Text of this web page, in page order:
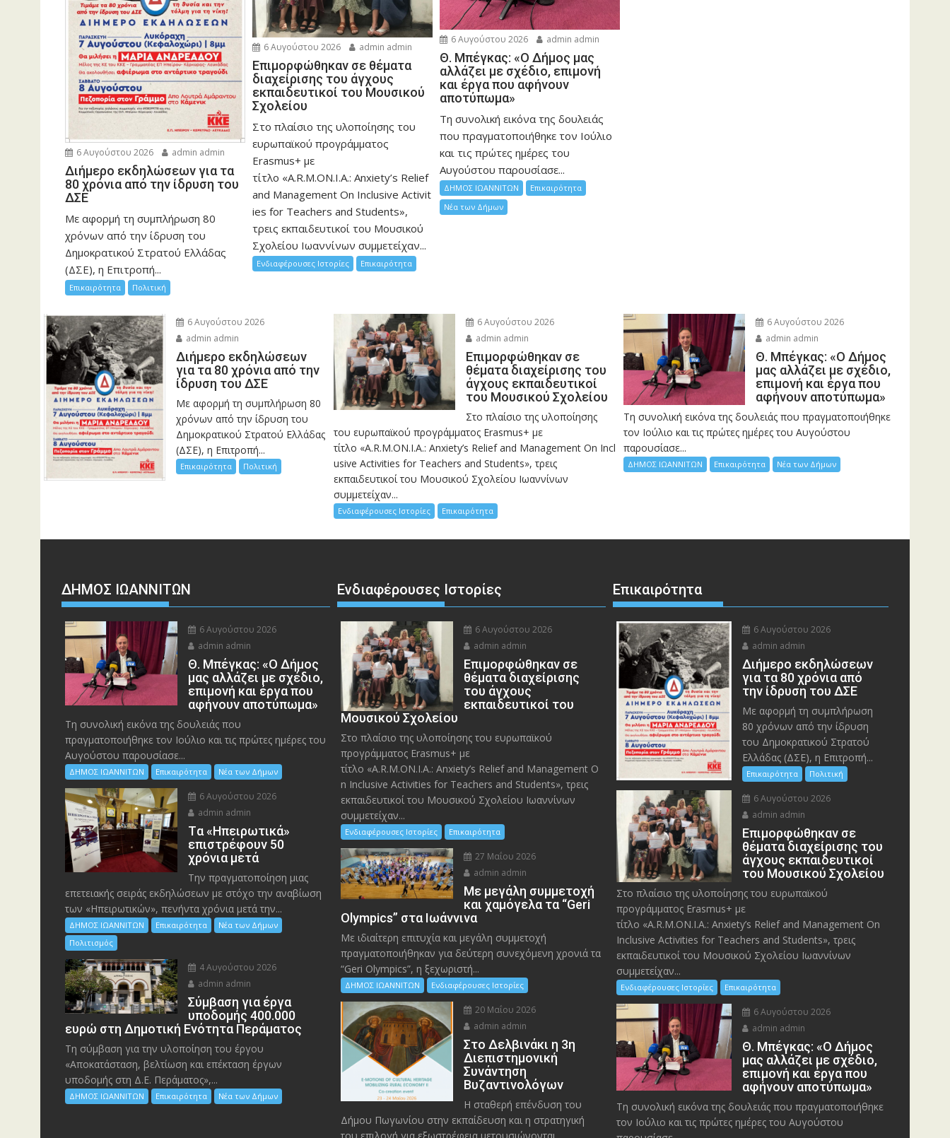
6 Αυγούστου 2026 admin admin
Διήμερο εκδηλώσεων για τα
80 χρόνια από την ίδρυση του
ΔΣΕ
Με αφορμή τη συμπλήρωση 80
χρόνων από την ίδρυση του
Δημοκρατικού Στρατού Ελλάδας
(ΔΣΕ), η Επιτροπή...
Επικαιρότητα Πολιτική
6 Αυγούστου 2026 admin admin
Eπιμορφώθηκαν σε θέματα
διαχείρισης του άγχους
εκπαιδευτικοί του Μουσικού
Σχολείου
Στο πλαίσιο της υλοποίησης του
ευρωπαϊκού προγράμματος
Erasmus+ με
τίτλο «A.R.M.ON.I.A.: Anxiety’s Relief
and Management On Inclusive Activit
ies for Teachers and Students»,
τρεις εκπαιδευτικοί του Μουσικού
Σχολείου Ιωαννίνων συμμετείχαν...
Ενδιαφέρουσες Ιστορίες Επικαιρότητα
6 Αυγούστου 2026 admin admin
Θ. Μπέγκας: «Ο Δήμος μας
αλλάζει με σχέδιο, επιμονή
και έργα που αφήνουν
αποτύπωμα»
Τη συνολική εικόνα της δουλειάς
που πραγματοποιήθηκε τον Ιούλιο
και τις πρώτες ημέρες του
Αυγούστου παρουσίασε...
ΔΗΜΟΣ ΙΩΑΝΝΙΤΩΝ
Επικαιρότητα
Νέα των Δήμων
6 Αυγούστου 2026
admin admin
Διήμερο εκδηλώσεων
για τα 80 χρόνια από την
ίδρυση του ΔΣΕ
Με αφορμή τη συμπλήρωση 80
χρόνων από την ίδρυση του
Δημοκρατικού Στρατού Ελλάδας
(ΔΣΕ), η Επιτροπή...
Επικαιρότητα Πολιτική
6 Αυγούστου 2026
admin admin
Eπιμορφώθηκαν σε
θέματα διαχείρισης του
άγχους εκπαιδευτικοί
του Μουσικού Σχολείου
Στο πλαίσιο της υλοποίησης
του ευρωπαϊκού προγράμματος Erasmus+ με
τίτλο «A.R.M.ON.I.A.: Anxiety’s Relief and Management On Incl
usive Activities for Teachers and Students», τρεις
εκπαιδευτικοί του Μουσικού Σχολείου Ιωαννίνων
συμμετείχαν...
Ενδιαφέρουσες Ιστορίες Επικαιρότητα
6 Αυγούστου 2026
admin admin
Θ. Μπέγκας: «Ο Δήμος
μας αλλάζει με σχέδιο,
επιμονή και έργα που
αφήνουν αποτύπωμα»
Τη συνολική εικόνα της δουλειάς που πραγματοποιήθηκε
τον Ιούλιο και τις πρώτες ημέρες του Αυγούστου
παρουσίασε...
ΔΗΜΟΣ ΙΩΑΝΝΙΤΩΝ Επικαιρότητα Νέα των Δήμων
ΔΗΜΟΣ ΙΩΑΝΝΙΤΩΝ
6 Αυγούστου 2026
admin admin
Θ. Μπέγκας: «Ο Δήμος
μας αλλάζει με σχέδιο,
επιμονή και έργα που
αφήνουν αποτύπωμα»
Τη συνολική εικόνα της δουλειάς που
πραγματοποιήθηκε τον Ιούλιο και τις πρώτες ημέρες του
Αυγούστου παρουσίασε...
ΔΗΜΟΣ ΙΩΑΝΝΙΤΩΝ Επικαιρότητα Νέα των Δήμων
6 Αυγούστου 2026
admin admin
Tα «Ηπειρωτικά»
επιστρέφουν 50
χρόνια μετά
Την πραγματοποίηση μιας
επετειακής σειράς εκδηλώσεων με στόχο την αναβίωση
των «Ηπειρωτικών», πενήντα χρόνια μετά την...
ΔΗΜΟΣ ΙΩΑΝΝΙΤΩΝ Επικαιρότητα
Νέα των Δήμων
Πολιτισμός
4 Αυγούστου 2026
admin admin
Σύμβαση για έργα
υποδομής 400.000
ευρώ στη Δημοτική Ενότητα Περάματος
Τη σύμβαση για την υλοποίηση του έργου
«Αποκατάσταση, βελτίωση και επέκταση έργων
υποδομής στη Δ.Ε. Περάματος»,...
ΔΗΜΟΣ ΙΩΑΝΝΙΤΩΝ Επικαιρότητα Νέα των Δήμων
Ενδιαφέρουσες Ιστορίες
6 Αυγούστου 2026
admin admin
Eπιμορφώθηκαν σε
θέματα διαχείρισης
του άγχους
εκπαιδευτικοί του
Μουσικού Σχολείου
Στο πλαίσιο της υλοποίησης του ευρωπαϊκού
προγράμματος Erasmus+ με
τίτλο «A.R.M.ON.I.A.: Anxiety’s Relief and Management O
n Inclusive Activities for Teachers and Students», τρεις
εκπαιδευτικοί του Μουσικού Σχολείου Ιωαννίνων
συμμετείχαν...
Ενδιαφέρουσες Ιστορίες Επικαιρότητα
27 Μαΐου 2026
admin admin
Με μεγάλη συμμετοχή
και χαμόγελα τα “Geri
Olympics” στα Ιωάννινα
Με ιδιαίτερη επιτυχία και μεγάλη συμμετοχή
πραγματοποιήθηκαν για δεύτερη συνεχόμενη χρονιά τα
“Geri Olympics”, η ξεχωριστή...
ΔΗΜΟΣ ΙΩΑΝΝΙΤΩΝ Ενδιαφέρουσες Ιστορίες
20 Μαΐου 2026
admin admin
Στο Δελβινάκι η 3η
Διεπιστημονική
Συνάντηση
Βυζαντινολόγων
Η σταθερή επένδυση του
Δήμου Πωγωνίου στην εκπαίδευση και η στρατηγική
Επικαιρότητα
6 Αυγούστου 2026
admin admin
Διήμερο εκδηλώσεων
για τα 80 χρόνια από
την ίδρυση του ΔΣΕ
Με αφορμή τη συμπλήρωση
80 χρόνων από την ίδρυση
του Δημοκρατικού Στρατού
Ελλάδας (ΔΣΕ), η Επιτροπή...
Επικαιρότητα Πολιτική
6 Αυγούστου 2026
admin admin
Eπιμορφώθηκαν σε
θέματα διαχείρισης του
άγχους εκπαιδευτικοί
του Μουσικού Σχολείου
Στο πλαίσιο της υλοποίησης του ευρωπαϊκού
προγράμματος Erasmus+ με
τίτλο «A.R.M.ON.I.A.: Anxiety’s Relief and Management On
Inclusive Activities for Teachers and Students», τρεις
εκπαιδευτικοί του Μουσικού Σχολείου Ιωαννίνων
συμμετείχαν...
Ενδιαφέρουσες Ιστορίες Επικαιρότητα
6 Αυγούστου 2026
admin admin
Θ. Μπέγκας: «Ο Δήμος
μας αλλάζει με σχέδιο,
επιμονή και έργα που
αφήνουν αποτύπωμα»
Τη συνολική εικόνα της δουλειάς που πραγματοποιήθηκε
τον Ιούλιο και τις πρώτες ημέρες του Αυγούστου